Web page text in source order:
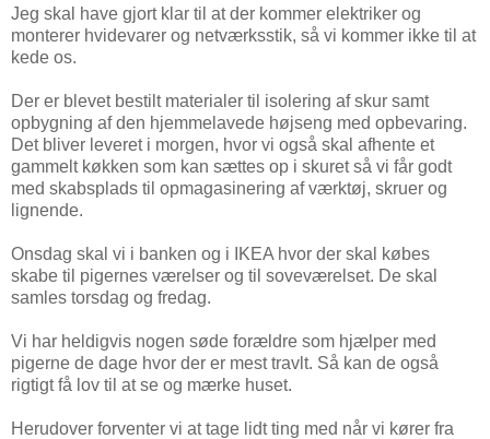
Jeg skal have gjort klar til at der kommer elektriker og
monterer hvidevarer og netværksstik, så vi kommer ikke til at
kede os.
Der er blevet bestilt materialer til isolering af skur samt
opbygning af den hjemmelavede højseng med opbevaring.
Det bliver leveret i morgen, hvor vi også skal afhente et
gammelt køkken som kan sættes op i skuret så vi får godt
med skabsplads til opmagasinering af værktøj, skruer og
lignende.
Onsdag skal vi i banken og i IKEA hvor der skal købes
skabe til pigernes værelser og til soveværelset. De skal
samles torsdag og fredag.
Vi har heldigvis nogen søde forældre som hjælper med
pigerne de dage hvor der er mest travlt. Så kan de også
rigtigt få lov til at se og mærke huset.
Herudover forventer vi at tage lidt ting med når vi kører fra